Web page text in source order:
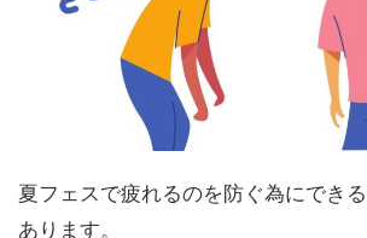
夏フェスで疲れるのを防ぐ為にでき
あります。